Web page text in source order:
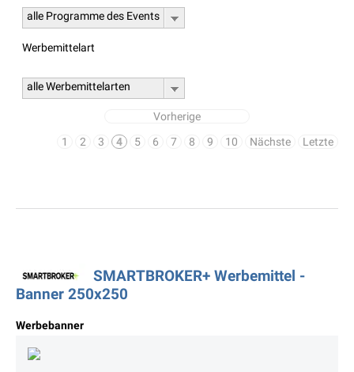
alle Programme des Events
Werbemittelart
alle Werbemittelarten
Vorherige
1
2 3 4 5 6 7 8 9 10 Nächste Letzte
SMARTBROKER+ Werbemittel -
Banner 250x250
Werbebanner